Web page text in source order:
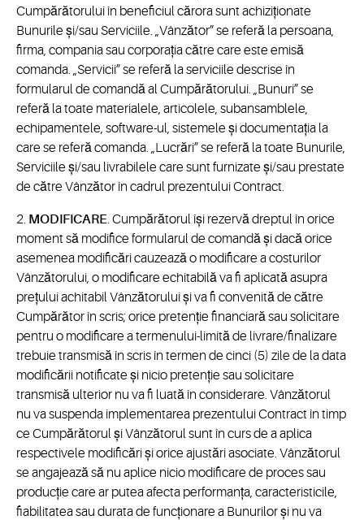
Cumpărătorului în beneficiul cărora sunt achiziționate
Bunurile și/sau Serviciile. „Vânzător” se referă la persoana,
firma, compania sau corporația către care este emisă
comanda. „Servicii” se referă la serviciile descrise în
formularul de comandă al Cumpărătorului. „Bunuri” se
referă la toate materialele, articolele, subansamblele,
echipamentele, software-ul, sistemele și documentația la
care se referă comanda. „Lucrări” se referă la toate Bunurile,
Serviciile și/sau livrabilele care sunt furnizate și/sau prestate
de către Vânzător în cadrul prezentului Contract.
2. MODIFICARE. Cumpărătorul își rezervă dreptul în orice
moment să modifice formularul de comandă și dacă orice
asemenea modificări cauzează o modificare a costurilor
Vânzătorului, o modificare echitabilă va fi aplicată asupra
prețului achitabil Vânzătorului și va fi convenită de către
Cumpărător în scris; orice pretenție financiară sau solicitare
pentru o modificare a termenului-limită de livrare/finalizare
trebuie transmisă în scris în termen de cinci (5) zile de la data
modificării notificate și nicio pretenție sau solicitare
transmisă ulterior nu va fi luată în considerare. Vânzătorul
nu va suspenda implementarea prezentului Contract în timp
ce Cumpărătorul și Vânzătorul sunt în curs de a aplica
respectivele modificări și orice ajustări asociate. Vânzătorul
se angajează să nu aplice nicio modificare de proces sau
producție care ar putea afecta performanța, caracteristicile,
fiabilitatea sau durata de funcționare a Bunurilor și nu va